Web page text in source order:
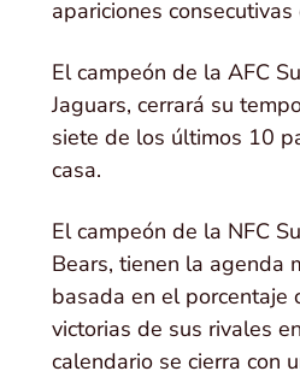
apariciones
El campeón de la AFC
Jaguars, cerrará su
siete de los últimos 10
casa.
El campeón de la NFC
Bears, tienen la agenda
basada en el porcentaje
victorias de sus rivales
calendario se cierra con